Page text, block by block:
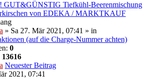
GUT&GÜNSTIG Tiefkühl-Beerenmischung
von EDEKA / MARKTKAUF
» Sa 27. Mär 2021, 07:41 » in
(auf die Charge-Nummer achten)
0
13616
Neuester Beitrag
2021, 07:41